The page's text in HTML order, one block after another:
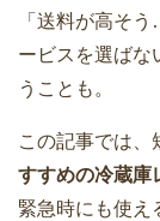
「送料が高そ
ービスを選ばな
うことも。
この記事では、
すすめの冷蔵庫
緊急時にも使え